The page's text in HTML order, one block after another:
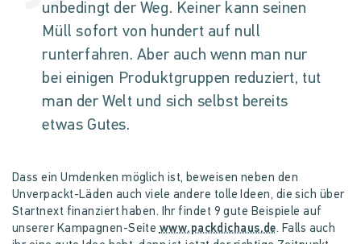
unbedingt der Weg. Keiner kann seinen
Müll sofort von hundert auf null
runterfahren. Aber auch wenn man nur
bei einigen Produktgruppen reduziert, tut
man der Welt und sich selbst bereits
etwas Gutes.
Dass ein Umdenken möglich ist, beweisen neben den
Unverpackt-Läden auch viele andere tolle Ideen, die sich über
Startnext finanziert haben. Ihr findet 9 gute Beispiele auf
unserer Kampagnen-Seitewww.packdichaus.de. Falls auch